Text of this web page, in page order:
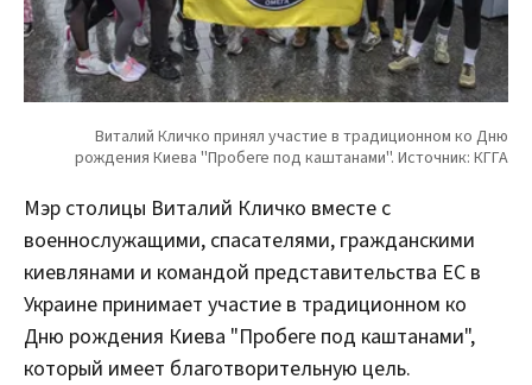
Мэр столицы Виталий Кличко вместе с
военнослужащими, спасателями, гражданскими
киевлянами и командой представительства ЕС в
Украине принимает участие в традиционном ко
Дню рождения Киева "Пробеге под каштанами",
который имеет благотворительную цель.